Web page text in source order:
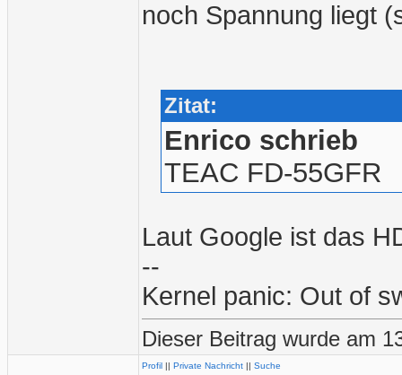
noch Spannung liegt
Zitat:
Enrico schrieb
TEAC FD-55GFR
Laut Google ist das
--
Kernel panic: Out of
Dieser Beitrag wurde am
Profil || Private Nachricht || Suche